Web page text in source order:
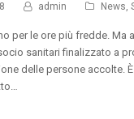
admin News,
per le ore più fredde. Ma
sanitari finalizzato a
delle persone accolte.